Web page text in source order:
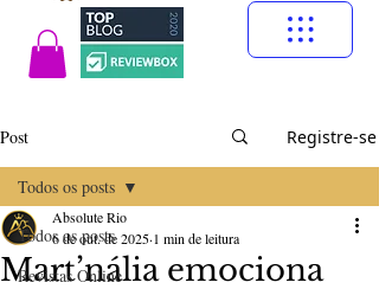
Post Registre-se
Todos os posts
Revistas Online
Todos os posts
Mart’nália emociona
Absolute Rio
6 de out. de 2025 1 min de leitura